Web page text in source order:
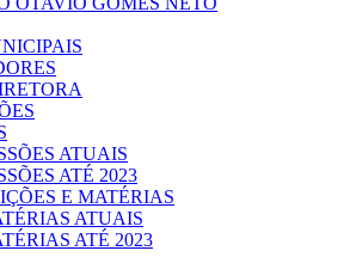
ATUAIS
ATÉ 2023
E MATÉRIAS
ATUAIS
ATÉ 2023